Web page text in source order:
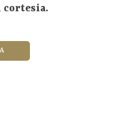
cortesia.